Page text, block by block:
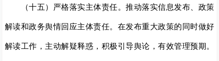
（十五）严格落实主体责任。推动落实信息发布、政策
解读和政务舆情回应主体责任。在发布重大政策的同时做好
解读工作，主动解疑释惑，积极引导舆论，有效管理预期。